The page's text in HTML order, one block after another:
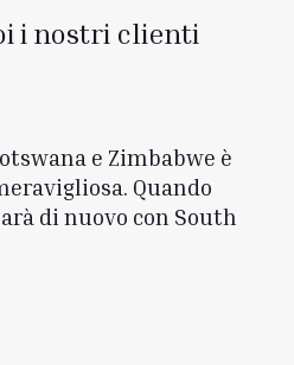
i nostri clienti
e Zimbabwe è
Quando
di nuovo con South